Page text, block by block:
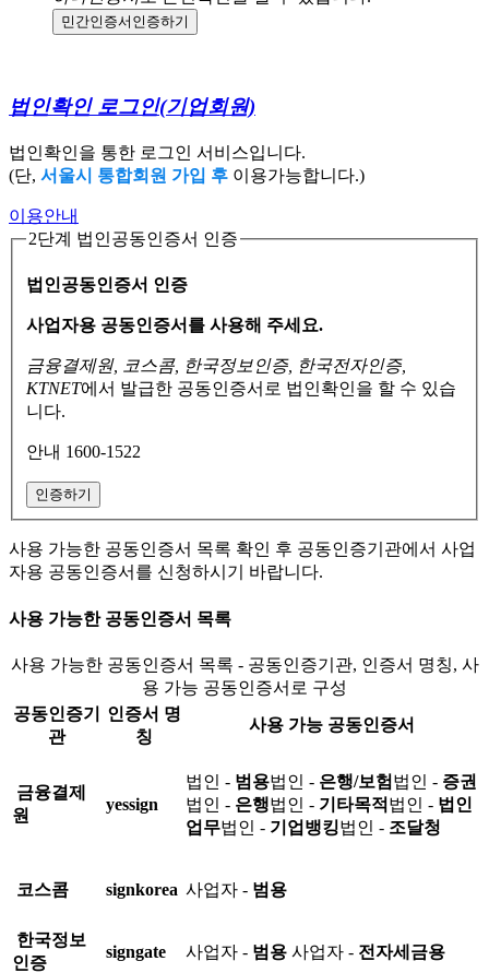
민간인증서 인증하기
법인확인 로그인(기업회원)
법인확인을 통한 로그인 서비스입니다.
(단, 서울시 통합회원 가입 후 이용가능합니다.)
이용안내
2단계 법인공동인증서 인증
법인공동인증서 인증
사업자용 공동인증서를 사용해 주세요.
금융결제원, 코스콤, 한국정보인증, 한국전자인증,
KTNET에서 발급한 공동인증서로 법인확인을 할 수 있습
니다.
안내 1600-1522
인증하기
사용 가능한 공동인증서 목록 확인 후 공동인증기관에서 사업
자용 공동인증서를 신청하시기 바랍니다.
사용 가능한 공동인증서 목록
사용 가능한 공동인증서 목록 - 공동인증기관, 인증서 명칭, 사
용 가능 공동인증서로 구성
공동인증기
관
인증서 명
칭
사용 가능 공동인증서
금융결제
원
yessign
법인 - 범용법인 - 은행/보험 법인 - 증권
법인 - 은행법인 - 기타목적 법인 - 법인
업무법인 - 기업뱅킹법인 - 조달청
코스콤 signkorea 사업자 - 범용
한국정보
인증
signgate 사업자 - 범용 사업자 - 전자세금용